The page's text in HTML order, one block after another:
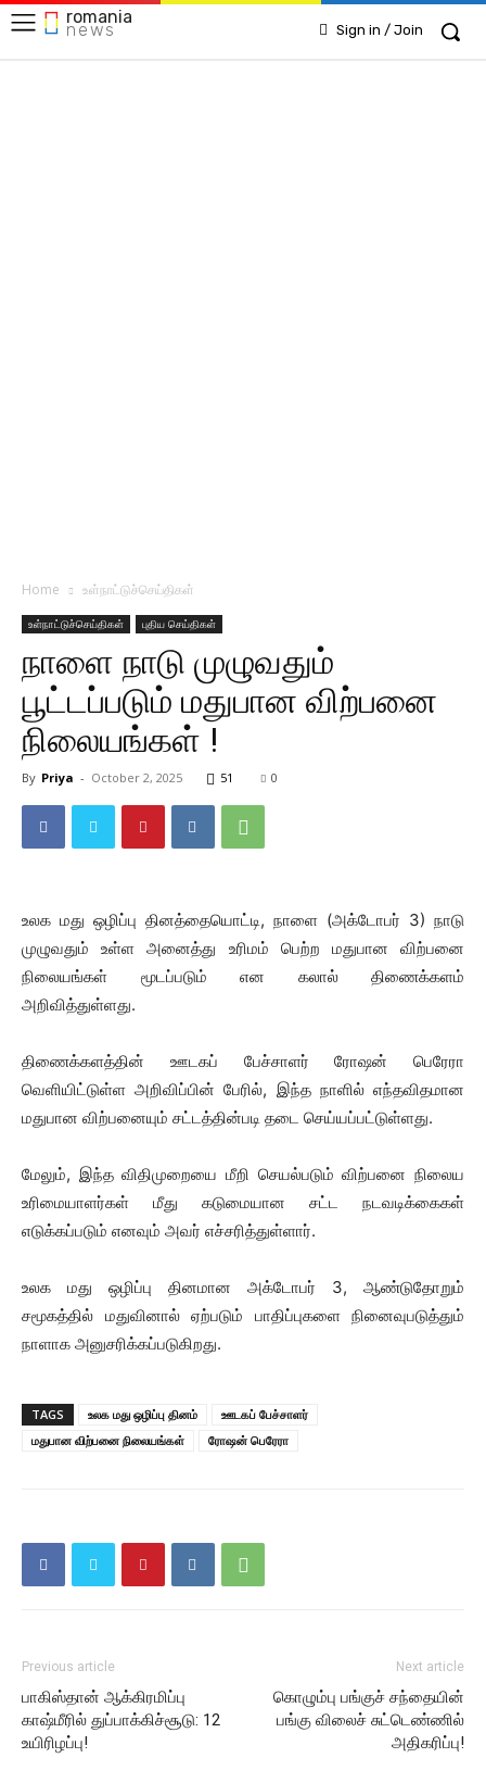
romania
news Sign in / Join
Home உள்நாட்டுச்செய்திகள்
உள்நாட்டுச்செய்திகள் புதிய செய்திகள்
நாளை நாடு முழுவதும்
பூட்டப்படும் மதுபான விற்பனை
நிலையங்கள் !
By Priya - October 2, 2025 51 0
உலக மது ஒழிப்பு தினத்தையொட்டி, நாளை (அக்டோபர் 3) நாடு
முழுவதும் உள்ள அனைத்து உரிமம் பெற்ற மதுபான விற்பனை
நிலையங்கள் மூடப்படும் என கலால் திணைக்களம்
அறிவித்துள்ளது.
திணைக்களத்தின் ஊடகப் பேச்சாளர் ரோஷன் பெரேரா
வெளியிட்டுள்ள அறிவிப்பின் பேரில், இந்த நாளில் எந்தவிதமான
மதுபான விற்பனையும் சட்டத்தின்படி தடை செய்யப்பட்டுள்ளது.
மேலும், இந்த விதிமுறையை மீறி செயல்படும் விற்பனை நிலைய
உரிமையாளர்கள் மீது கடுமையான சட்ட நடவடிக்கைகள்
எடுக்கப்படும் எனவும் அவர் எச்சரித்துள்ளார்.
உலக மது ஒழிப்பு தினமான அக்டோபர் 3, ஆண்டுதோறும்
சமூகத்தில் மதுவினால் ஏற்படும் பாதிப்புகளை நினைவுபடுத்தும்
நாளாக அனுசரிக்கப்படுகிறது.
TAGS உலக மது ஒழிப்பு தினம்
ஊடகப் பேச்சாளர்
மதுபான விற்பனை நிலையங்கள்
ரோஷன் பெரேரா
Previous article
பாகிஸ்தான் ஆக்கிரமிப்பு
காஷ்மீரில் துப்பாக்கிச்சூடு: 12
உயிரிழப்பு!
Next article
கொழும்பு பங்குச் சந்தையின்
பங்கு விலைச் சுட்டெண்ணில்
அதிகரிப்பு!